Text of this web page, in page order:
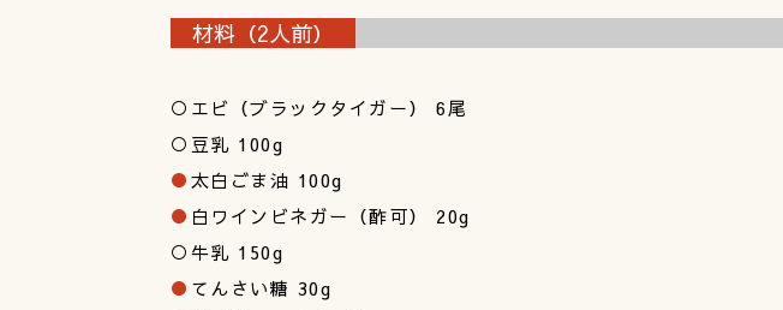
材料（2人前）
○エビ（ブラックタイガー） 6尾
○豆乳 100g
●太白ごま油 100g
● 白ワインビネガー（酢可） 20g
○牛乳 150g
● てんさい糖 30g